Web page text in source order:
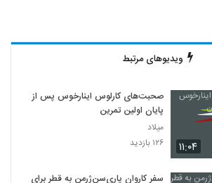
ویدیوهای مرتبط
۱۱:۰۴
صحبت‌های کارلوس اینارخوس پس از
پایان اولین تمرین
میلاد
۱۲۶ بازدید
سفر کاروان پاری‌سن‌ژرمن به قطر برای